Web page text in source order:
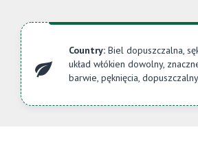
Country: Biel dopuszczalna,
układ włókien dowolny,
barwie, pęknięcia,